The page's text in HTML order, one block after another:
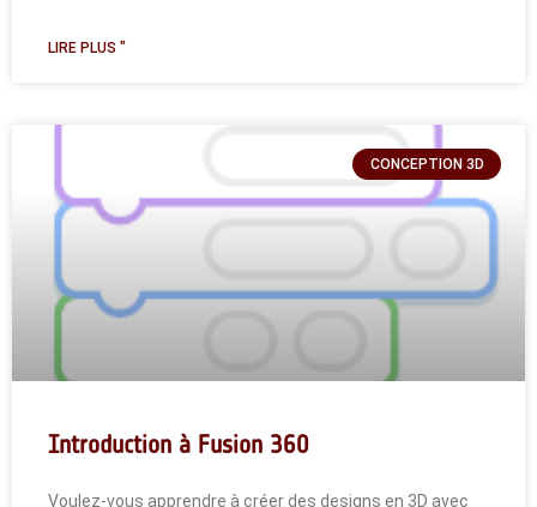
LIRE PLUS "
CONCEPTION 3D
Introduction à Fusion 360
Voulez-vous apprendre à créer des designs en 3D avec